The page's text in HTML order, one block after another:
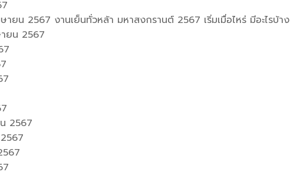
ายน 2567 งานเย็นทั่วหล้า มหาสงกรานต์ 2567 เริ่มเมื่อไหร่ มีอะไรบ้าง
ายน 2567
2567